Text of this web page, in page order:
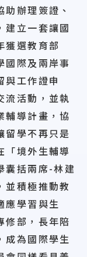
辦理簽證、
建立一套讓國
獲選教育部
國際及兩岸事
與工作證申
流活動，並執
輔導計畫，協
留學不再只是
「境外生輔導
囊括兩席-林建
並積極推動教
應學習與生
修部，長年陪
成為國際學生